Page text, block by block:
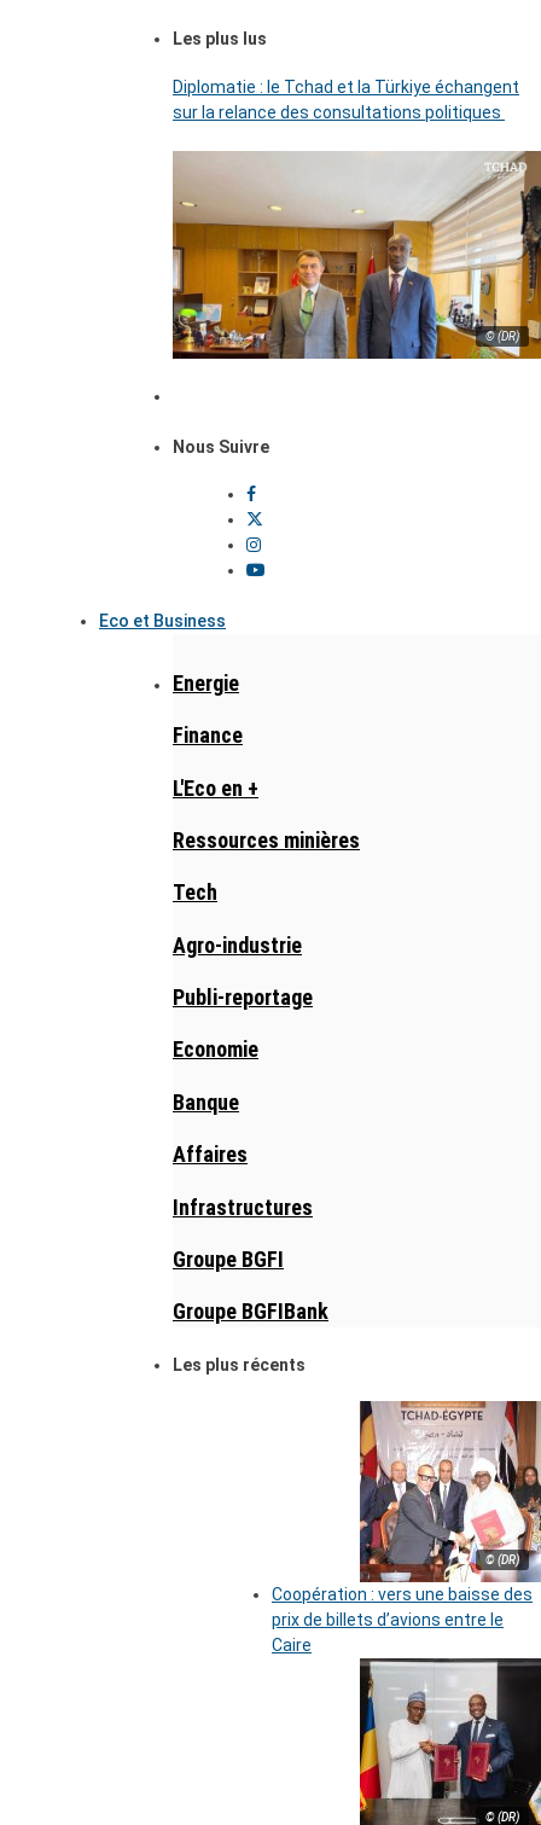
Les plus lus
Diplomatie : le Tchad et la Türkiye échangent
sur la relance des consultations politiques
© (DR)
Nous Suivre
Eco et Business
Energie
Finance
L'Eco en +
Ressources minières
Tech
Agro-industrie
Publi-reportage
Economie
Banque
Affaires
Infrastructures
Groupe BGFI
Groupe BGFIBank
Les plus récents
© (DR)
Coopération : vers une baisse des
prix de billets d’avions entre le
Caire
© (DR)